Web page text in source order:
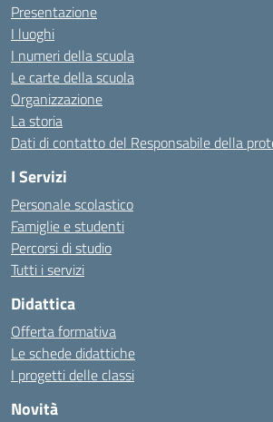
Presentazione
I luoghi
I numeri della scuola
Le carte della scuola
Organizzazione
La storia
Dati di contatto del Responsabile della
I Servizi
Personale scolastico
Famiglie e studenti
Percorsi di studio
Tutti i servizi
Didattica
Offerta formativa
Le schede didattiche
I progetti delle classi
Novità